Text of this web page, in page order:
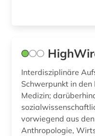
raumfahrt (1)
Interdisziplinäre
Schwerpunkt in
Medizin;
vorwiegend aus
Anthropologie,